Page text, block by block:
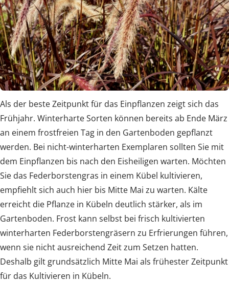
Als der beste Zeitpunkt für das Einpflanzen zeigt sich das
Frühjahr. Winterharte Sorten können bereits ab Ende März
an einem frostfreien Tag in den Gartenboden gepflanzt
werden. Bei nicht-winterharten Exemplaren sollten Sie mit
dem Einpflanzen bis nach den Eisheiligen warten. Möchten
Sie das Federborstengras in einem Kübel kultivieren,
empfiehlt sich auch hier bis Mitte Mai zu warten. Kälte
erreicht die Pflanze in Kübeln deutlich stärker, als im
Gartenboden. Frost kann selbst bei frisch kultivierten
winterharten Federborstengräsern zu Erfrierungen führen,
wenn sie nicht ausreichend Zeit zum Setzen hatten.
Deshalb gilt grundsätzlich Mitte Mai als frühester Zeitpunkt
für das Kultivieren in Kübeln.